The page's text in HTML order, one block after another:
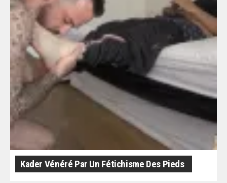
Kader Vénéré Par Un Fétichisme Des Pieds